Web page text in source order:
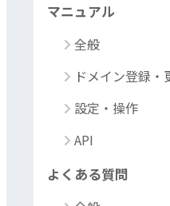
マニュアル
全般
ドメイン登録・
設定・操作
API
よくある質問